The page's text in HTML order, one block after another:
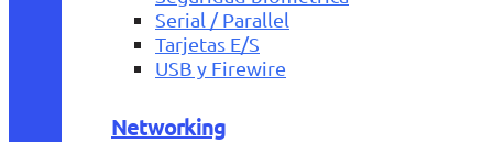
Serial / Parallel
Tarjetas E/S
USB y Firewire
Networking